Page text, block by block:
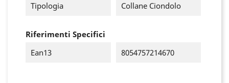
Tipologia
Collane Ciondolo
Riferimenti Specifici
Ean13
8054757214670